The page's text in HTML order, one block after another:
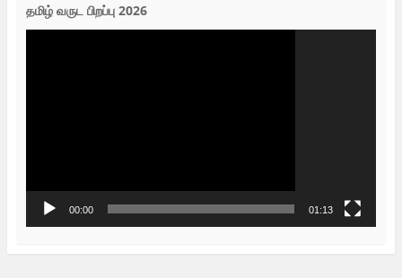
தமிழ் வருட பிறப்பு 2026
00:00 01:13